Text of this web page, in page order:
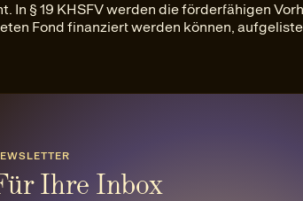
In § 19 KHSFV werden die förderfähigen
Fond finanziert werden können,
Ihre Inbox